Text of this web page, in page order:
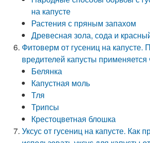
на капусте
Растения с пряным запахом
Древесная зола, сода и
Фитоверм от гусениц на капусте.
вредителей капусты
Белянка
Капустная моль
Тля
Трипсы
Крестоцветная блошка
Уксус от гусениц на капусте. Как